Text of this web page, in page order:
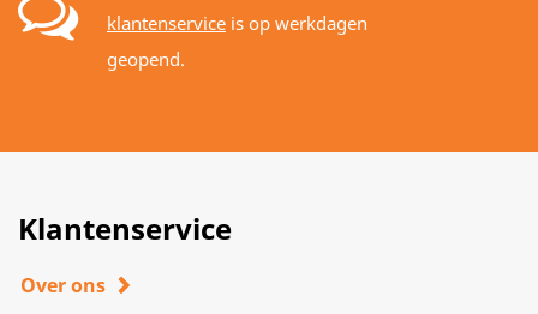
klantenservice is op werkdagen
geopend.
Klantenservice
Over ons